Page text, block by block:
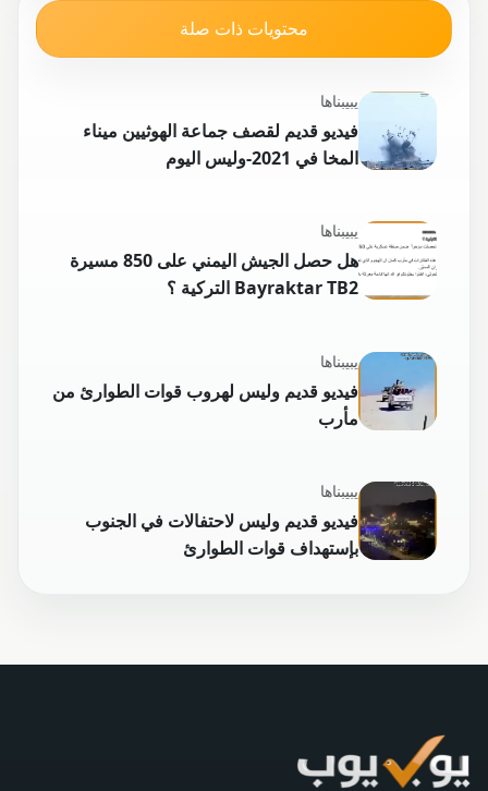
محتويات ذات صلة
يبيبناها
فيديو قديم لقصف جماعة الهوثيين ميناء
المخا في 2021-وليس اليوم
يبيبناها
هل حصل الجيش اليمني على 850 مسيرة
Bayraktar TB2 التركية ؟
يبيبناها
فيديو قديم وليس لهروب قوات الطوارئ من
مأرب
يبيبناها
فيديو قديم وليس لاحتفالات في الجنوب
بإستهداف قوات الطوارئ